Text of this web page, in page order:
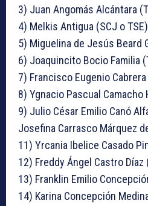
3) Juan Angomás Alcántara
4) Melkis Antigua (SCJ o
5) Miguelina de Jesús Beard
6) Joaquincito Bocio Familia
7) Francisco Eugenio Cabrera
8) Ygnacio Pascual Camacho
9) Julio César Emilio Canó
Josefina Carrasco Márquez
11) Yrcania Ibelice Casado
12) Freddy Ángel Castro Díaz
13) Franklin Emilio
14) Karina Concepción